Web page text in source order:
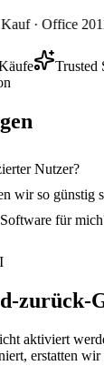
· Office
Trusted
Nutzer?
wir so günstig
für
zurück-
aktiviert
erstatten